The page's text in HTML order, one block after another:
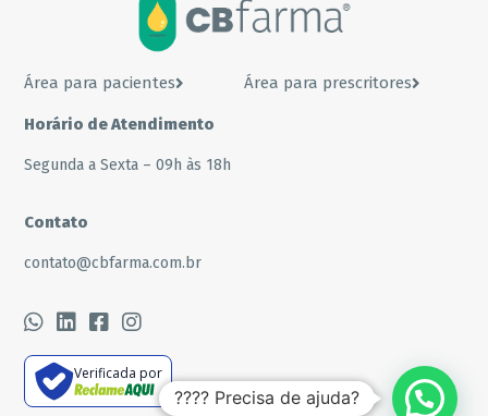
Área para pacientes Área para prescritores
Horário de Atendimento
Segunda a Sexta – 09h às 18h
Contato
contato@cbfarma.com.br
Verificada por
???? Precisa de ajuda?